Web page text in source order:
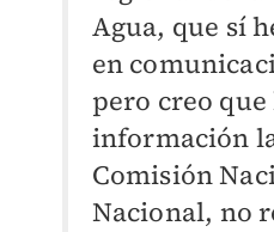
Agua, que sí
en
pero creo que
información
Comisión
Nacional, no